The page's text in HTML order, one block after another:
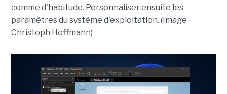
comme d'habitude. Personnaliser ensuite les
paramètres du système d'exploitation. (Image
Christoph Hoffmann)